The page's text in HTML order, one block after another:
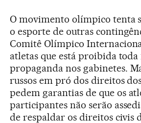
O movimento olímpico tenta
o esporte de outras
Comitê Olímpico
atletas que está proibida
propaganda nos gabinetes.
russos em pró dos direitos
pedem garantias de que os
participantes não serão
de respaldar os direitos civis